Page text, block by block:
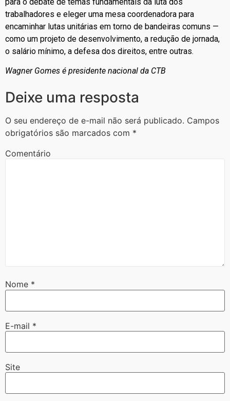
trabalhadores e eleger uma mesa coordenadora para
encaminhar lutas unitárias em torno de bandeiras comuns —
como um projeto de desenvolvimento, a redução de jornada,
o salário mínimo, a defesa dos direitos, entre outras.
Wagner Gomes é presidente nacional da CTB
Deixe uma resposta
O seu endereço de e-mail não será publicado. Campos
obrigatórios são marcados com *
Comentário
Nome *
E-mail *
Site